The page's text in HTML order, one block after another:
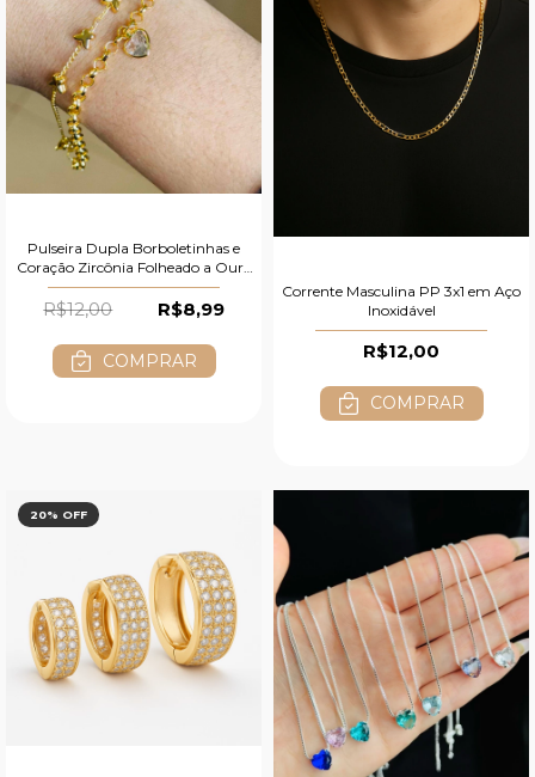
Pulseira Dupla Borboletinhas e
Coração Zircônia Folheado a Ouro
18K
R$12,00 R$8,99
COMPRAR
Corrente Masculina PP 3x1 em Aço
Inoxidável
R$12,00
COMPRAR
20% OFF